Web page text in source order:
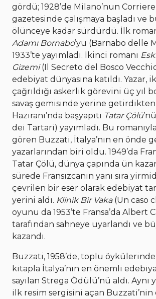
gördü; 1928’de Milano’nun
gazetesinde çalışmaya başladı ve
ölünceye kadar sürdürdü. İlk
Adamı Bornabo’yu (Barnabo delle
1933’te yayımladı. İkinci romanı
Gizemi(Il Secreto del Bosco
edebiyat dünyasına katıldı. Yazar,
çağrıldığı askerlik görevini üç yıl
savaş gemisinde yerine getirdikten
Haziranı’nda başyapıtı Tatar Çölü
dei Tartari) yayımladı. Bu
gören Buzzati, İtalya’nın en önde
yazarlarından biri oldu. 1949’da
Tatar Çölü, dünya çapında ün
sürede Fransızcanın yanı sıra
çevrilen bir eser olarak edebiyat
yerini aldı. Klinik Bir Vaka(Un caso
oyunu da 1953’te Fransa’da Albert
tarafından sahneye uyarlandı ve
kazandı.
Buzzati, 1958’de, toplu
kitapla İtalya’nın en önemli
sayılan Strega Ödülü’nü aldı. Aynı
ilk resim sergisini açan Buzzati’nin